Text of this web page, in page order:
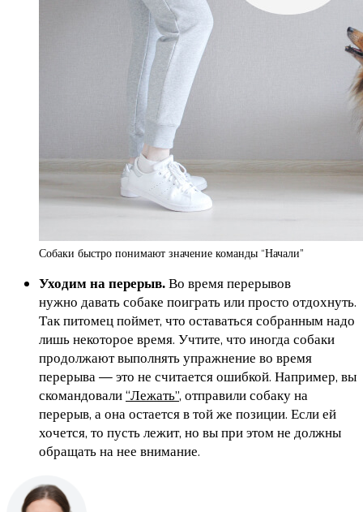
Собаки быстро понимают значение команды “Начали”
Уходим на перерыв. Во время перерывов
нужно давать собаке поиграть или просто отдохнуть.
Так питомец поймет, что оставаться собранным надо
лишь некоторое время. Учтите, что иногда собаки
продолжают выполнять упражнение во время
перерыва — это не считается ошибкой. Например, вы
скомандовали“Лежать”, отправили собаку на
перерыв, а она остается в той же позиции. Если ей
хочется, то пусть лежит, но вы при этом не должны
обращать на нее внимание.